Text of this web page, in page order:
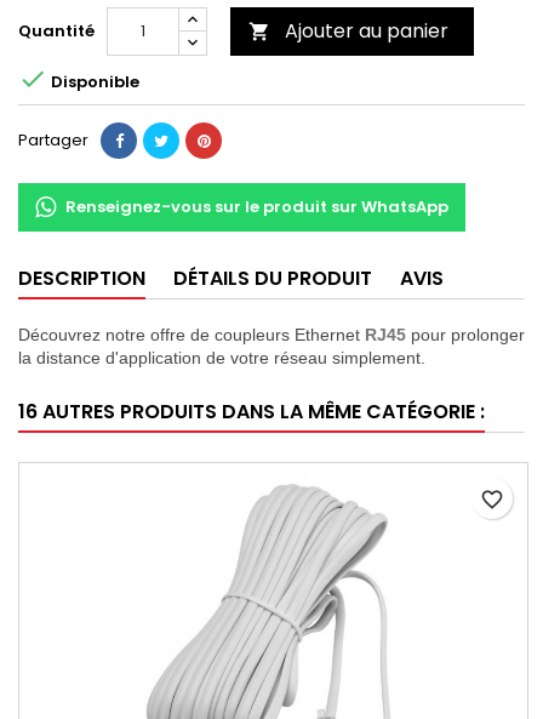
Quantité
 Ajouter au panier
 Disponible
Partager
Renseignez-vous sur le produit sur WhatsApp
DESCRIPTION DÉTAILS DU PRODUIT AVIS
Découvrez notre offre de coupleurs Ethernet RJ45 pour prolonger
la distance d'application de votre réseau simplement.
16 AUTRES PRODUITS DANS LA MÊME CATÉGORIE :
favorite_border